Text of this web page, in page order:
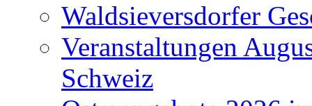
Waldsieversdorfer
Veranstaltungen
Schweiz